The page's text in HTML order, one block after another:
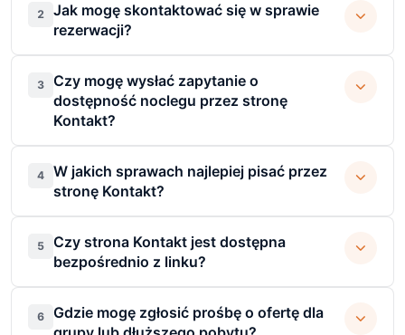
2
Jak mogę skontaktować się w sprawie
rezerwacji?
3
Czy mogę wysłać zapytanie o
dostępność noclegu przez stronę
Kontakt?
4
W jakich sprawach najlepiej pisać przez
stronę Kontakt?
5
Czy strona Kontakt jest dostępna
bezpośrednio z linku?
6
Gdzie mogę zgłosić prośbę o ofertę dla